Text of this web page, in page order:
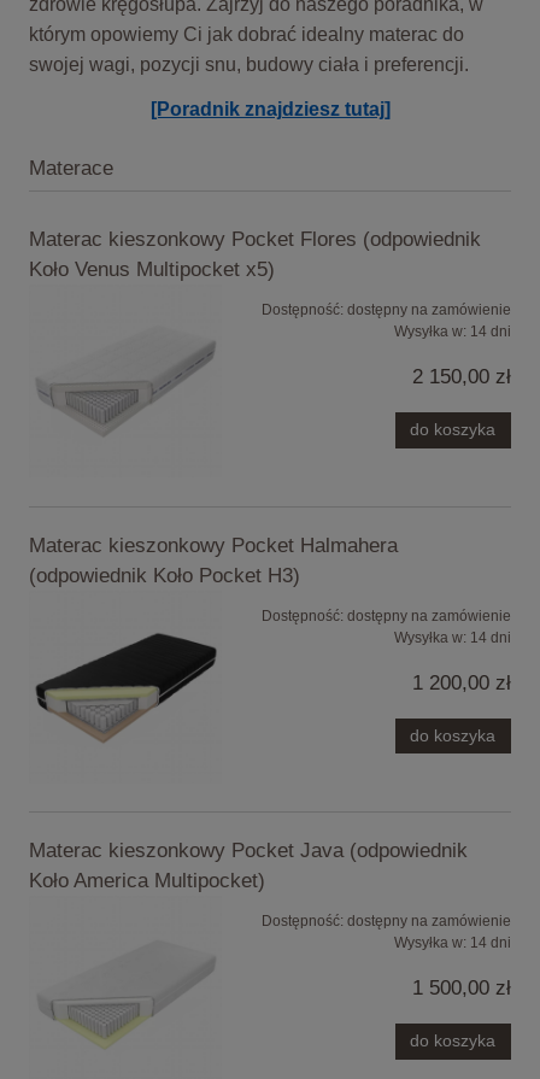
którym opowiemy Ci jak dobrać idealny materac do
swojej wagi, pozycji snu, budowy ciała i preferencji.
[Poradnik znajdziesz tutaj]
Materace
Materac kieszonkowy Pocket Flores (odpowiednik
Koło Venus Multipocket x5)
Dostępność: dostępny na zamówienie
Wysyłka w: 14 dni
2 150,00 zł
do koszyka
Materac kieszonkowy Pocket Halmahera
(odpowiednik Koło Pocket H3)
Dostępność: dostępny na zamówienie
Wysyłka w: 14 dni
1 200,00 zł
do koszyka
Materac kieszonkowy Pocket Java (odpowiednik
Koło America Multipocket)
Dostępność: dostępny na zamówienie
Wysyłka w: 14 dni
1 500,00 zł
do koszyka